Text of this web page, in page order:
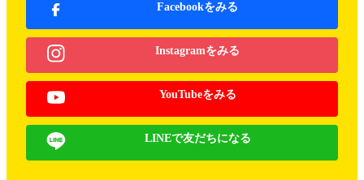
Facebookをみる
Instagramをみる
YouTubeをみる
LINEで友だちになる